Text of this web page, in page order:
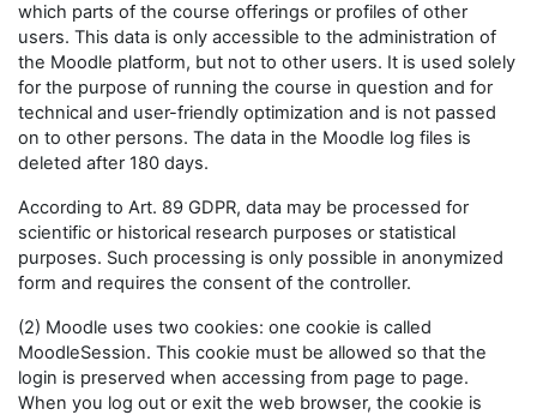
which parts of the course offerings or profiles of other
users. This data is only accessible to the administration of
the Moodle platform, but not to other users. It is used solely
for the purpose of running the course in question and for
technical and user-friendly optimization and is not passed
on to other persons. The data in the Moodle log files is
deleted after 180 days.
According to Art. 89 GDPR, data may be processed for
scientific or historical research purposes or statistical
purposes. Such processing is only possible in anonymized
form and requires the consent of the controller.
(2) Moodle uses two cookies: one cookie is called
MoodleSession. This cookie must be allowed so that the
login is preserved when accessing from page to page.
When you log out or exit the web browser, the cookie is